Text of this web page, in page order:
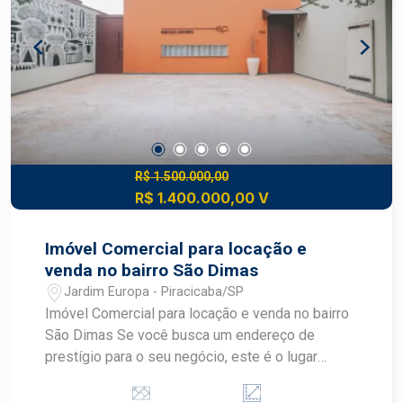
Piracicaba. Frias Neto Consultoria de Imóveis,
mais de 37 anos no mercado imobiliário de
Piracicaba. Agende sua visita.
R$ 1.500.000,00
R$ 1.400.000,00 V
Imóvel Comercial para locação e
venda no bairro São Dimas
Jardim Europa - Piracicaba/SP
Imóvel Comercial para locação e venda no bairro
São Dimas Se você busca um endereço de
prestígio para o seu negócio, este é o lugar
valorizados e charmosos de Piracicaba, o São